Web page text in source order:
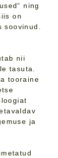
ning
on
soovinud.
nii
tasuta.
tooraine
ja